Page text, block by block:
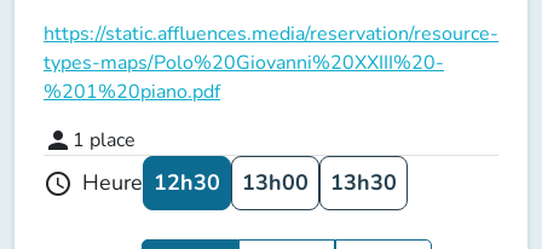
https://static.affluences.media/reservation/resource-
types-maps/Polo%20Giovanni%20XXIII%20-
%201%20piano.pdf
person 1 place
schedule Heure 12h30 13h00 13h30